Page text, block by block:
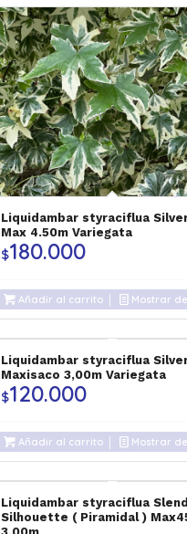
Liquidambar styraciflua
Max 4.50m Variegata
$180.000
Añadir al carrito Mostrar
Liquidambar styraciflua
Maxisaco 3,00m Variegata
$120.000
Añadir al carrito Mostrar
Liquidambar styraciflua
Silhouette ( Piramidal )